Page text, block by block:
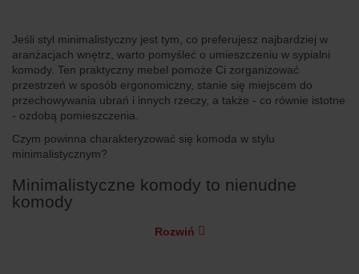
Jeśli styl minimalistyczny jest tym, co preferujesz najbardziej w
aranżacjach wnętrz, warto pomyśleć o umieszczeniu w sypialni
komody. Ten praktyczny mebel pomoże Ci zorganizować
przestrzeń w sposób ergonomiczny, stanie się miejscem do
przechowywania ubrań i innych rzeczy, a także - co równie istotne
- ozdobą pomieszczenia.
Czym powinna charakteryzować się komoda w stylu
minimalistycznym?
Minimalistyczne komody to nienudne
komody
Rozwiń